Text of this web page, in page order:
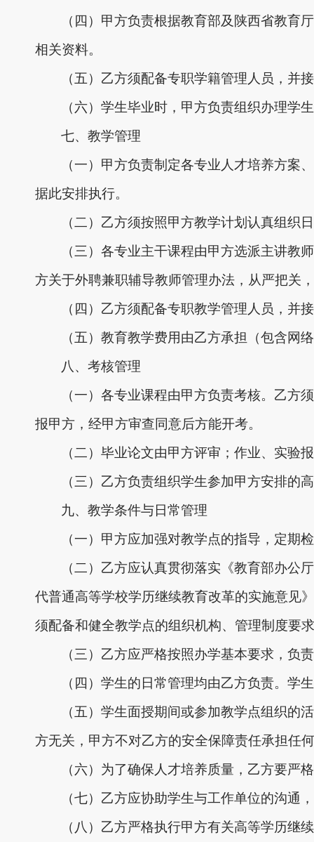
（四）甲方负责根据教育部及陕西省教
相关资料。
（五）乙方须配备专职学籍管理人员，并
（六）学生毕业时，甲方负责组织办理学
七、教学管理
（一）甲方负责制定各专业人才培养方
据此安排执行。
（二）乙方须按照甲方教学计划认真组织
（三） 各专业主干课程由甲方选派主讲教
方关于外聘兼职辅导教师管理办法，从严把关
（四）乙方须配备专职教学管理人员，并
（五）教育教学费用由乙方承担（包含网
八、考核管理
（一）各专业课程由甲方负责考核。乙
报甲方，经甲方审查同意后方能开考。
（二）毕业论文由甲方评审；作业、实验
（三）乙方负责组织学生参加甲方安排
九、教学条件与日常管理
（一）甲方应加强对教学点的指导，定期
（二）乙方应认真贯彻落实《教育部办公
代普通高等学校学历继续教育改革的实施意见
须配备和健全教学点的组织机构、管理制度要
（三）乙方应严格按照办学基本要求，
（四）学生的日常管理均由乙方负责。学
（五）学生面授期间或参加教学点组织
方无关，甲方不对乙方的安全保障责任承担任
（六）为了确保人才培养质量，乙方要
（七）乙方应协助学生与工作单位的沟通
（八）乙方严格执行甲方有关高等学历继